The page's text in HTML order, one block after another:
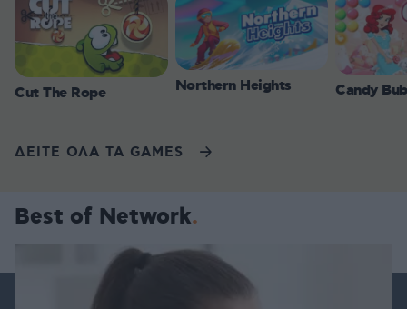
Cut The Rope Northern Heights Candy
ΔΕΙΤΕ ΟΛΑ ΤΑ GAMES
Best of Network